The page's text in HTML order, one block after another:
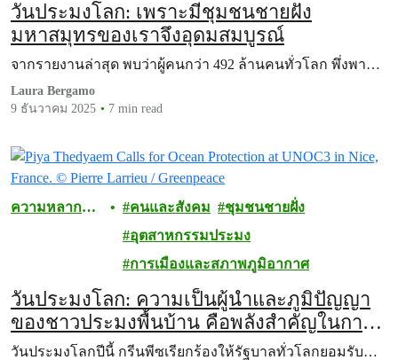
วันประมงโลก: เพราะมีชุมชนชายฝั่ง
มหาสมุทรของเราจึงอุดมสมบูรณ์
จากรายงานล่าสุด พบว่าผู้คนกว่า 492 ล้านคนทั่วโลก พึ่งพา…
Laura Bergamo
9 ธันวาคม 2025
7 min read
ความหลาก
คนและสังคม
ชุมชนชายฝั่ง
อุตสาหกรรมประมง
การเมืองและสภาพภูมิอากาศ
วันประมงโลก: ความเป็นผู้นำและภูมิปัญญา
ของชาวประมงพื้นบ้าน คือพลังสำคัญในการ
รักษามหาสมุทรให้คงความอุดมสมบูรณ์
วันประมงโลกปีนี้ กรีนพีซเรียกร้องให้รัฐบาลทั่วโลกยอมรับ…